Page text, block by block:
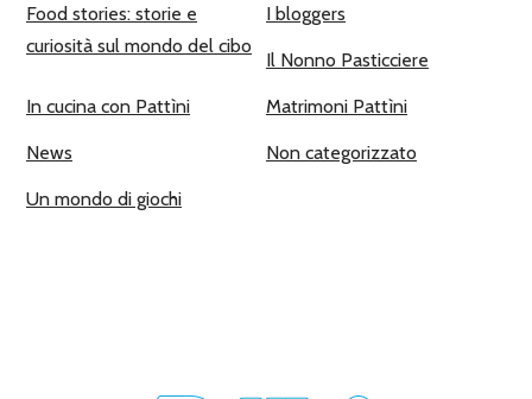
Food stories: storie e
curiosità sul mondo del cibo
I bloggers
Il Nonno Pasticciere
In cucina con Pattìni Matrimoni Pattìni
News Non categorizzato
Un mondo di giochi